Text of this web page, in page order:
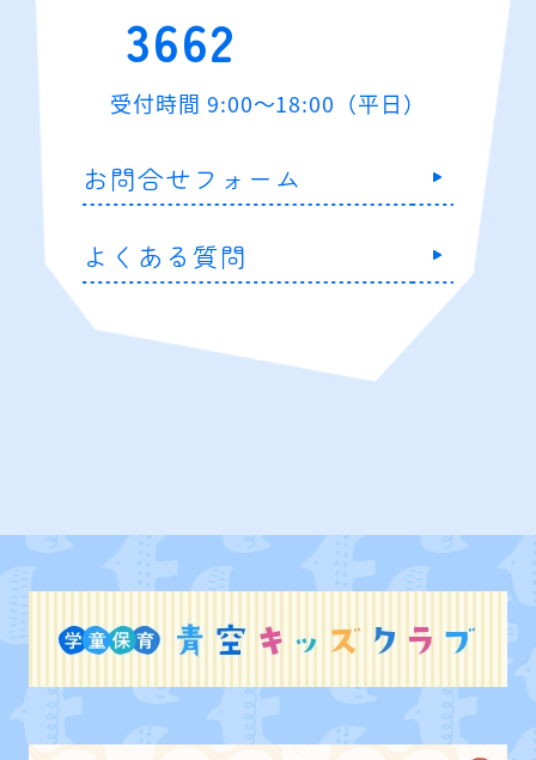
3662
受付時間 9:00～18:00（平日）
お問合せフォーム
よくある質問